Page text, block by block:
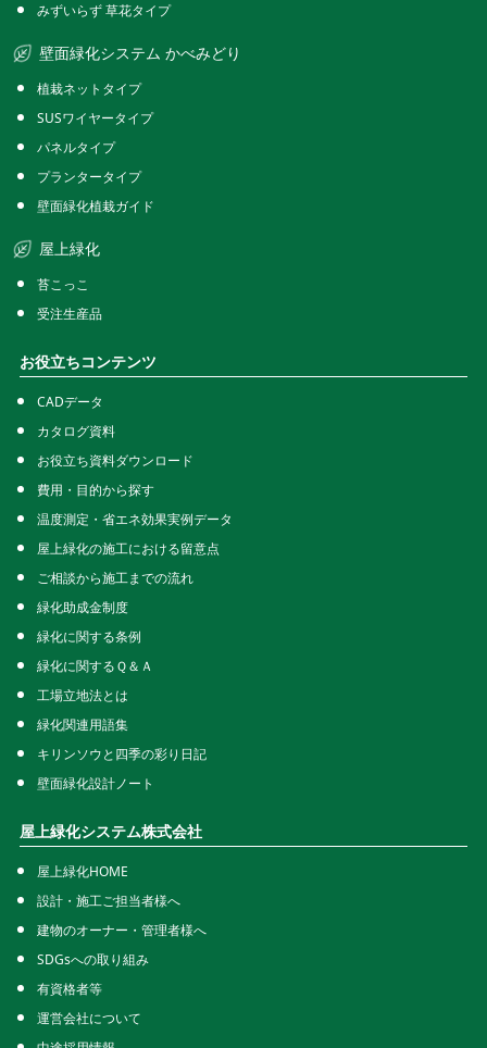
みずいらず 草花タイプ
壁面緑化システム かべみどり
植栽ネットタイプ
SUSワイヤータイプ
パネルタイプ
プランタータイプ
壁面緑化植栽ガイド
屋上緑化
苔こっこ
受注生産品
お役立ちコンテンツ
CADデータ
カタログ資料
お役立ち資料ダウンロード
費用・目的から探す
温度測定・省エネ効果実例データ
屋上緑化の施工における留意点
ご相談から施工までの流れ
緑化助成金制度
緑化に関する条例
緑化に関するＱ＆Ａ
工場立地法とは
緑化関連用語集
キリンソウと四季の彩り日記
壁面緑化設計ノート
屋上緑化システム株式会社
屋上緑化HOME
設計・施工ご担当者様へ
建物のオーナー・管理者様へ
SDGsへの取り組み
有資格者等
運営会社について